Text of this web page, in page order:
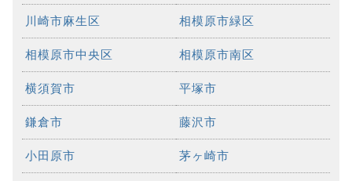
川崎市麻生区 相模原市緑区
相模原市中央区 相模原市南区
横須賀市 平塚市
鎌倉市 藤沢市
小田原市 茅ヶ崎市